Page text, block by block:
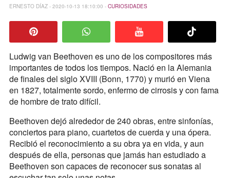
ERNESTO DÍAZ - 2020-10-13 18:10:00 - CURIOSIDADES
Ludwig van Beethoven​ es uno de los compositores más
importantes de todos los tiempos. Nació en la Alemania
de finales del siglo XVIII (Bonn, 1770) y murió en Viena
en 1827, totalmente sordo, enfermo de cirrosis y con fama
de hombre de trato difícil.
Beethoven dejó alrededor de 240 obras, entre sinfonías,
conciertos para piano, cuartetos de cuerda y una ópera.
Recibió el reconocimiento a su obra ya en vida, y aun
después de ella, personas que jamás han estudiado a
Beethoven son capaces de reconocer sus sonatas al